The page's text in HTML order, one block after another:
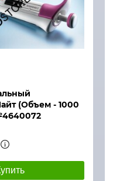
(Объем - 1000